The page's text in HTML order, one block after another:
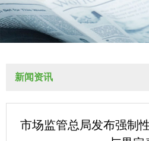
新闻资讯
市场监管总局发布强制